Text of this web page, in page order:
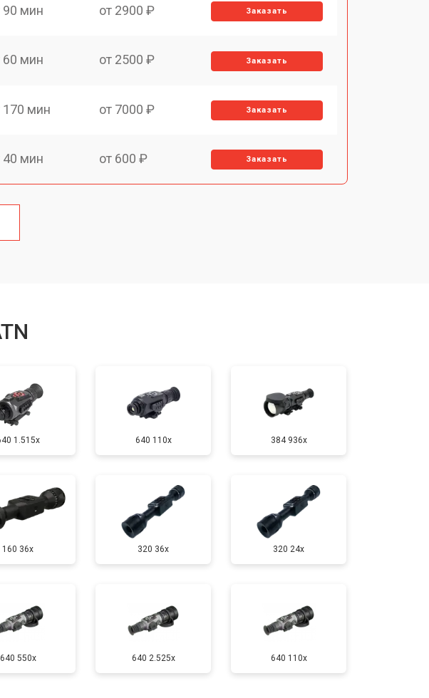
90 мин от 2900 ₽ Заказать
60 мин от 2500 ₽ Заказать
170 мин от 7000 ₽ Заказать
40 мин от 600 ₽ Заказать
170 мин
1.515x 640 110x 384 936x
160 36x 320 36x 320 24x
640 550x 640 2.525x 640 110x